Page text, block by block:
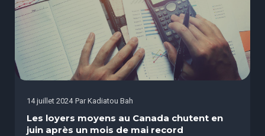
14 juillet 2024 Par Kadiatou Bah
Les loyers moyens au Canada chutent en
juin après un mois de mai record